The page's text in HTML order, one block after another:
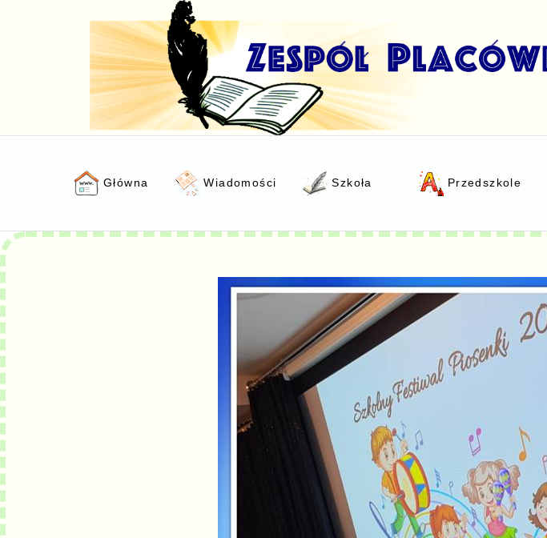
Główna Wiadomości Szkoła Przedszkole